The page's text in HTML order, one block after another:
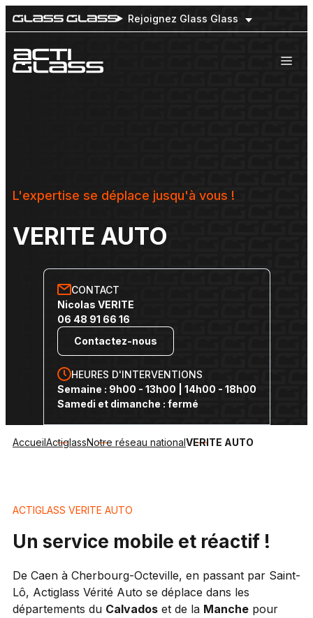
Rejoignez Glass Glass
Nos engagements
L'expertise se déplace jusqu'à vous !
VERITE AUTO
CONTACT
Nicolas VERITE
06 48 91 66 16
Contactez-nous
HEURES D'INTERVENTIONS
Semaine : 9h00 - 13h00 | 14h00 - 18h00
Samedi et dimanche : fermé
AccueilActiglassNotre réseau nationalVERITE AUTO
ACTIGLASS VERITE AUTO
Un service mobile et réactif !
De Caen à Cherbourg-Octeville, en passant par Saint-
Lô, Actiglass Vérité Auto se déplace dans les
départements du Calvados et de la Manche pour